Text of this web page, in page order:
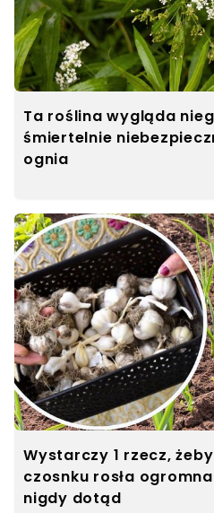
Ta roślina wygląda
śmiertelnie
ognia
Wystarczy 1 rzecz,
czosnku rosła
nigdy dotąd